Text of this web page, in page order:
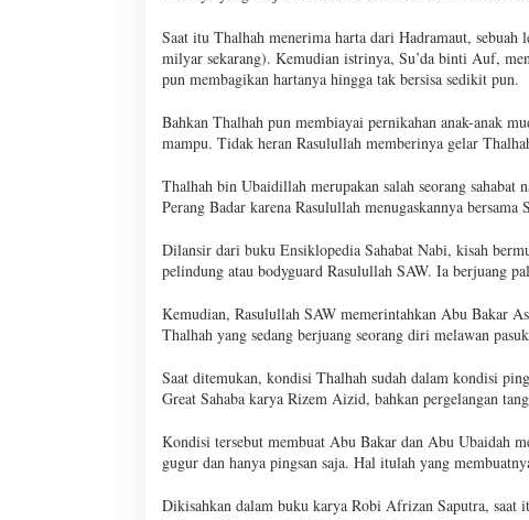
Saat itu Thalhah menerima harta dari Hadramaut,
milyar sekarang). Kemudian istrinya, Su’da binti Auf,
pun membagikan hartanya hingga tak bersisa sedikit pun.
Bahkan Thalhah pun membiayai pernikahan anak-anak
mampu. Tidak heran Rasulullah memberinya gelar
Thalhah bin Ubaidillah merupakan salah seorang
Perang Badar karena Rasulullah menugaskannya
Dilansir dari buku Ensiklopedia Sahabat Nabi, kisah
pelindung atau bodyguard Rasulullah SAW. Ia berjuang
Kemudian, Rasulullah SAW memerintahkan Abu Bakar
Thalhah yang sedang berjuang seorang diri melawan
Saat ditemukan, kondisi Thalhah sudah dalam kondisi
Great Sahaba karya Rizem Aizid, bahkan pergelangan
Kondisi tersebut membuat Abu Bakar dan Abu Ubaidah
gugur dan hanya pingsan saja. Hal itulah yang
Dikisahkan dalam buku karya Robi Afrizan Saputra, saat